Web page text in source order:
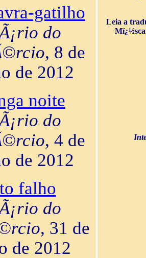
gatilho
do
, 8 de
de 2012
noite
do
, 4 de
de 2012
falho
do
, 31 de
de 2012
Leia a